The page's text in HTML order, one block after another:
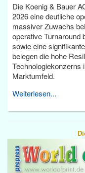
Die Koenig & Bauer
2026 eine deutliche
massiver Zuwachs
operative Turnaround
sowie eine
belegen die hohe
Technologiekonzerns
Marktumfeld.
Weiterlesen...